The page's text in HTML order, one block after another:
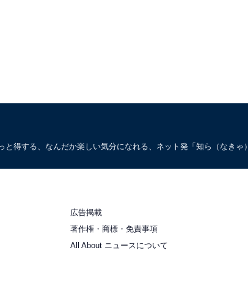
得する、なんだか楽しい気分になれる、ネット発「知ら（なきゃ
広告掲載
著作権・商標・免責事項
All About ニュースについて